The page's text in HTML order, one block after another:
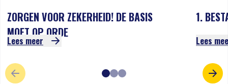
ZORGEN VOOR ZEKERHEID! DE BASIS
MOET OP ORDE
Lees meer
1.
Lees
VORIGE SLIDE